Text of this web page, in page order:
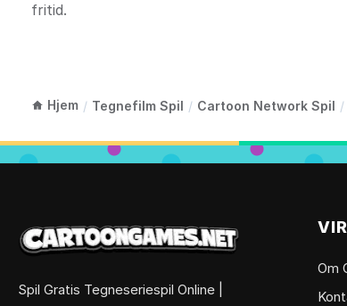
fritid.
Hjem / Tegnefilm Spil / Cartoon Network Spil /
Spil Gratis Tegneseriespil Online |
Om